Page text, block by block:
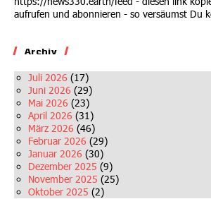
aufrufen und abonnieren - so versäumst Du
Archiv
Juli 2026 (17)
Juni 2026 (29)
Mai 2026 (23)
April 2026 (31)
März 2026 (46)
Februar 2026 (29)
Januar 2026 (30)
Dezember 2025 (9)
November 2025 (25)
Oktober 2025 (2)